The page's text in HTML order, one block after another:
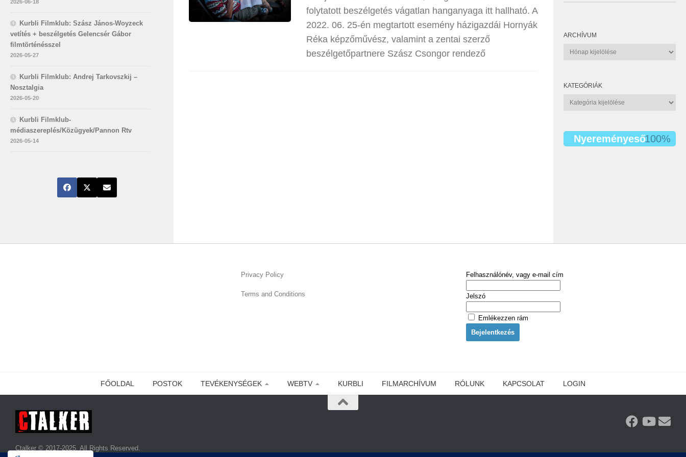
folytatott beszélgetés vágatlan hanganyaga itt hallható. A
2022. 06. 25-én megtartott esemény házigazdái Hornyák
Réka képzőművész, valamint a zentai szerző
beszélgetőpartnere Szász Csongor rendező
2026-06-18
Kurbli Filmklub: Szász János-Woyzeck
vetítés + beszélgetés Gelencsér Gábor
filmtörténésszel
2026-05-27
Kurbli Filmklub: Andrej Tarkovszkij –
Nosztalgia
2026-05-20
Kurbli Filmklub-
médiaszereplés/Közügyek/Pannon Rtv
2026-05-14
ARCHÍVUM
Archívum
KATEGÓRIÁK
Kategóriák
Nyereményeső100%
Privacy Policy
Terms and Conditions
Felhasználónév, vagy e-mail cím
Jelszó
Emlékezzen rám
FŐOLDAL POSTOK TEVÉKENYSÉGEK WEBTV KURBLI FILMARCHÍVUM RÓLUNK KAPCSOLAT LOGIN
Ctalker © 2017-2025. All Rights Reserved.